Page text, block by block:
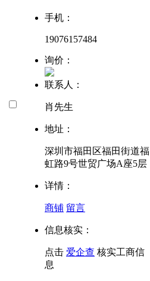
手机：
19076157484
询价：
联系人：
肖先生
地址：
深圳市福田区福田街道福
虹路9号世贸广场A座5层
详情：
商铺 留言
信息核实：
点击 爱企查 核实工商信
息